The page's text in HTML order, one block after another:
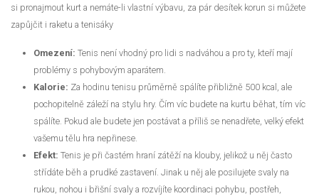
si pronajmout kurt a nemáte-li vlastní výbavu, za pár desítek korun si můžete
zapůjčit i raketu a tenisáky
Omezení: Tenis není vhodný pro lidi s nadváhou a pro ty, kteří mají
problémy s pohybovým aparátem.
Kalorie: Za hodinu tenisu průměrně spálíte přibližně 500 kcal, ale
pochopitelně záleží na stylu hry. Čím víc budete na kurtu běhat, tím víc
spálíte. Pokud ale budete jen postávat a příliš se nenadřete, velký efekt
vašemu tělu hra nepřinese.
Efekt: Tenis je při častém hraní zátěží na klouby, jelikož u něj často
střídáte běh a prudké zastavení. Jinak u něj ale posilujete svaly na
rukou, nohou i břišní svaly a rozvíjíte koordinaci pohybu, postřeh,